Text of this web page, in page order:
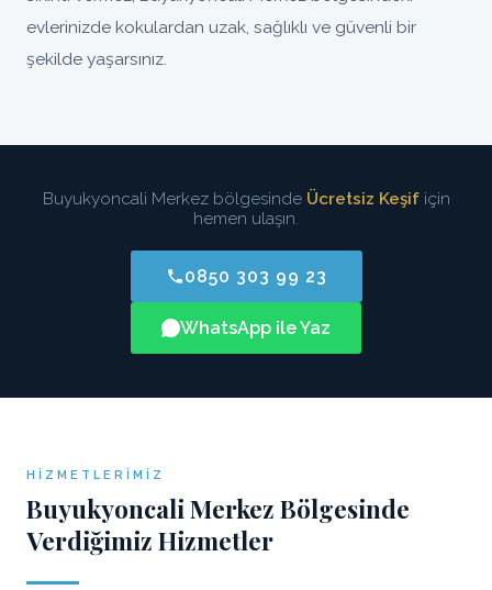
evlerinizde kokulardan uzak, sağlıklı ve güvenli bir
şekilde yaşarsınız.
Buyukyoncali Merkez bölgesinde Ücretsiz Keşifiçin
hemen ulaşın.
0850 303 99 23
WhatsApp ile Yaz
HIZMETLERIMIZ
Buyukyoncali Merkez Bölgesinde
Verdiğimiz Hizmetler